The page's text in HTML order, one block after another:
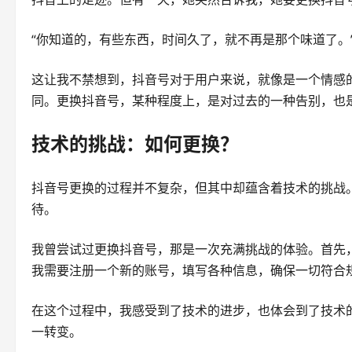
“你知道的，有些东西，时间久了，就不再是那个味道了
这让我不禁想到，抖音号对于用户来说，就像是一个情
同。更换抖音号，某种程度上，是对过去的一种告别，也
技术的挑战：如何更换？
抖音号更换的过程并不复杂，但其中却蕴含着技术的挑
待。
我曾尝试过更换抖音号，那是一次充满挑战的体验。首
我需要注册一个新的账号，填写各种信息，确保一切符合
在这个过程中，我感受到了技术的进步，也体会到了技
一转变。